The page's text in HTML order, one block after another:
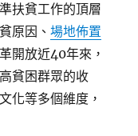
扶貧工作的頂層
原因、場地佈置
開放近40年來，
貧困群眾的收
化等多個維度，